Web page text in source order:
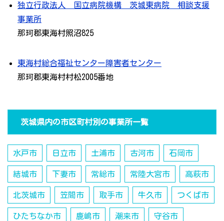
独立行政法人 国立病院機構 茨城東病院 相談支援
事業所
那珂郡東海村照沼825
東海村総合福祉センター障害者センター
那珂郡東海村村松2005番地
茨城県内の市区町村別の事業所一覧
水戸市 日立市 土浦市 古河市 石岡市
結城市 下妻市 常総市 常陸大宮市 高萩市
北茨城市 笠間市 取手市 牛久市 つくば市
ひたちなか市 鹿嶋市 潮来市 守谷市